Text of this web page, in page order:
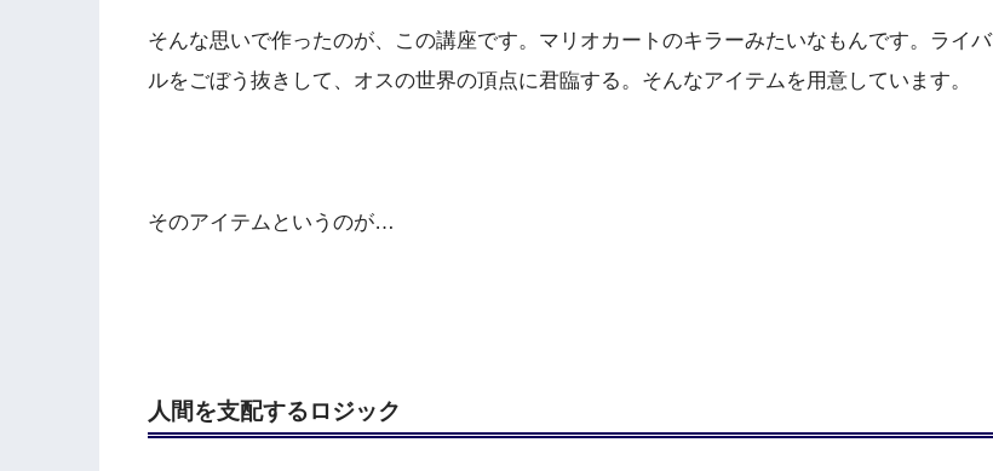
そんな思いで作ったのが、この講座です。マリオカートのキラーみたいなもんです。ライバ
ルをごぼう抜きして、オスの世界の頂点に君臨する。そんなアイテムを用意しています。
そのアイテムというのが…
人間を支配するロジック